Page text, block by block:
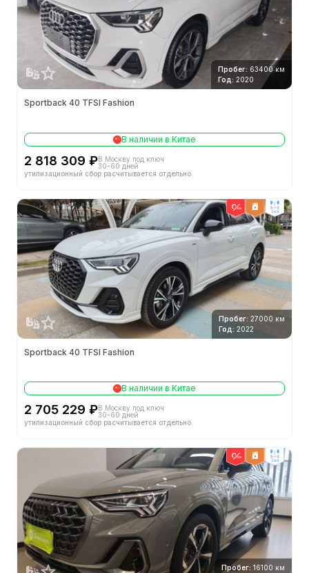
Пробег: 63400 км
Год: 2020
Sportback 40 TFSI Fashion
В наличии в Китае
2 818 309 ₽В Москву под ключ
30-60 дней
утилизационный сбор расчитывается отдельно
2wd
Пробег: 27000 км
Год: 2022
Sportback 40 TFSI Fashion
В наличии в Китае
2 705 229 ₽В Москву под ключ
30-60 дней
утилизационный сбор расчитывается отдельно
2wd
Пробег: 16100 км